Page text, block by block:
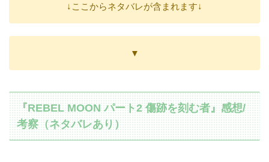
↓ここからネタバレが含まれます↓
▼
『REBEL MOON パート2 傷跡を刻む者』感想/
考察（ネタバレあり）